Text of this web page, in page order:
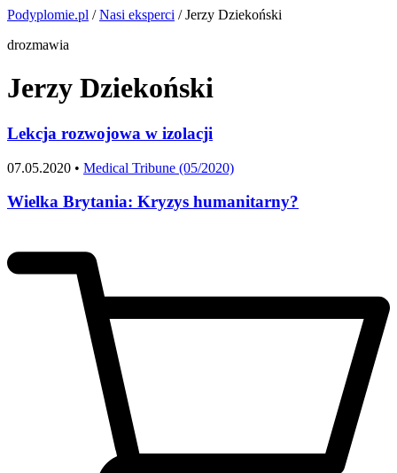
Podyplomie.pl /Nasi eksperci / Jerzy Dziekoński
drozmawia
Jerzy Dziekoński
Lekcja rozwojowa w izolacji
07.05.2020 • Medical Tribune (05/2020)
Wielka Brytania: Kryzys humanitarny?